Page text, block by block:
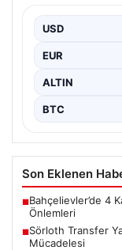
sahne olurken,
USD
EUR
ALTIN
BTC
Son Eklenen
■Bahçelievler’de 4
Önlemleri
■Sörloth Transfer
Mücadelesi